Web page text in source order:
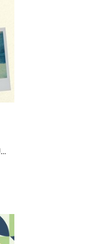
Ce Que Cecile Sait : Journal De Sortie D'inceste